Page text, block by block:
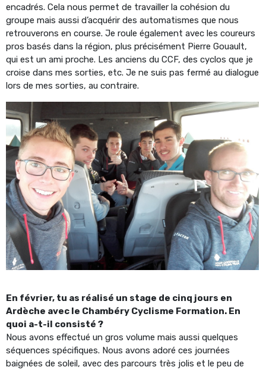
encadrés. Cela nous permet de travailler la cohésion du
groupe mais aussi d’acquérir des automatismes que nous
retrouverons en course. Je roule également avec les coureurs
pros basés dans la région, plus précisément Pierre Gouault,
qui est un ami proche. Les anciens du CCF, des cyclos que je
croise dans mes sorties, etc. Je ne suis pas fermé au dialogue
lors de mes sorties, au contraire.
En février, tu as réalisé un stage de cinq jours en
Ardèche avec le Chambéry Cyclisme Formation. En
quoi a-t-il consisté ?
Nous avons effectué un gros volume mais aussi quelques
séquences spécifiques. Nous avons adoré ces journées
baignées de soleil, avec des parcours très jolis et le peu de